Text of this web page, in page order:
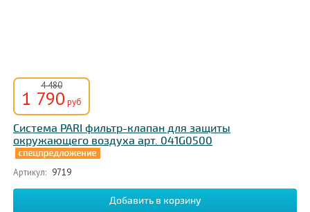
4 480
1 790 руб
Система PARI фильтр-клапан для защиты
окружающего воздуха арт. 041G0500
Артикул: 9719